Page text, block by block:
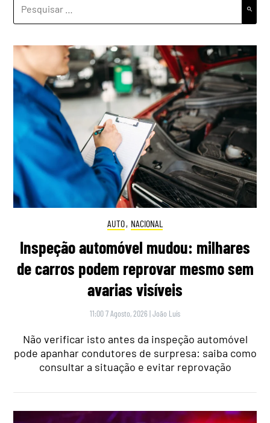
AUTO, NACIONAL
Inspeção automóvel mudou: milhares
de carros podem reprovar mesmo sem
avarias visíveis
11:00 7 Agosto, 2026 |João Luís
Não verificar isto antes da inspeção automóvel
pode apanhar condutores de surpresa: saiba como
consultar a situação e evitar reprovação